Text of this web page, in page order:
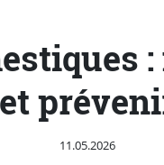
et
Publié le
11.05.2026